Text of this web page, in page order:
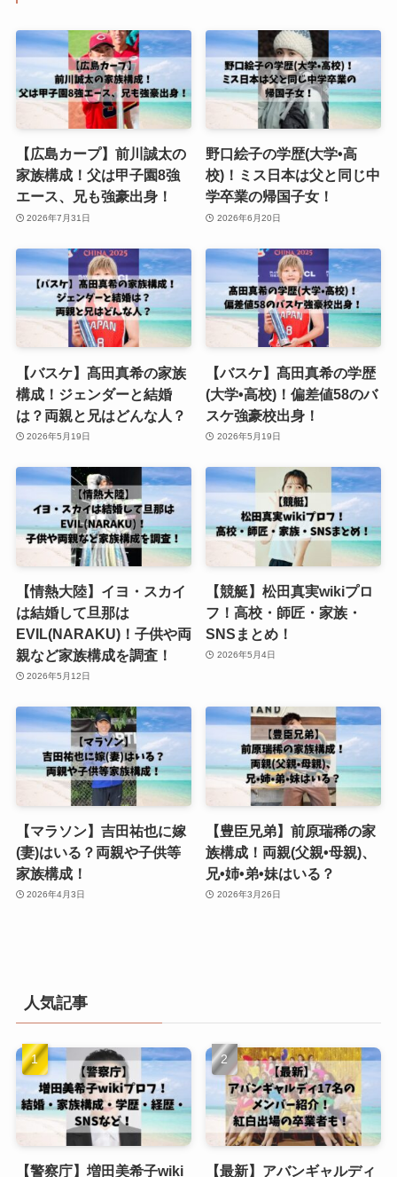
【広島カープ】前川誠太の
家族構成！父は甲子園8強
エース、兄も強豪出身！
2026年7月31日
野口絵子の学歴(大学•高
校)！ミス日本は父と同じ中
学卒業の帰国子女！
2026年6月20日
【バスケ】髙田真希の家族
構成！ジェンダーと結婚
は？両親と兄はどんな人？
2026年5月19日
【バスケ】髙田真希の学歴
(大学•高校)！偏差値58のバ
スケ強豪校出身！
2026年5月19日
【情熱大陸】イヨ・スカイ
は結婚して旦那は
EVIL(NARAKU)！子供や両
親など家族構成を調査！
2026年5月12日
【競艇】松田真実wikiプロ
フ！高校・師匠・家族・
SNSまとめ！
2026年5月4日
【マラソン】吉田祐也に嫁
(妻)はいる？両親や子供等
家族構成！
2026年4月3日
【豊臣兄弟】前原瑞稀の家
族構成！両親(父親•母親)、
兄•姉•弟•妹はいる？
2026年3月26日
人気記事
【警察庁】増田美希子wiki 【最新】アバンギャルディ